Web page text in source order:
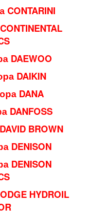
DAEWOO
DAIKIN
DANA
DANFOSS
BROWN
DENISON
DENISON
HYDROIL